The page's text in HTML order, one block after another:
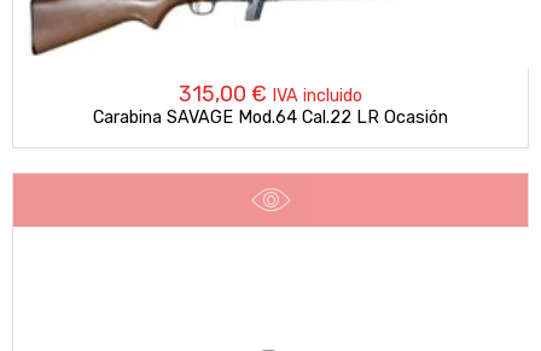
315,00 € IVA incluido
Carabina SAVAGE Mod.64 Cal.22 LR Ocasión